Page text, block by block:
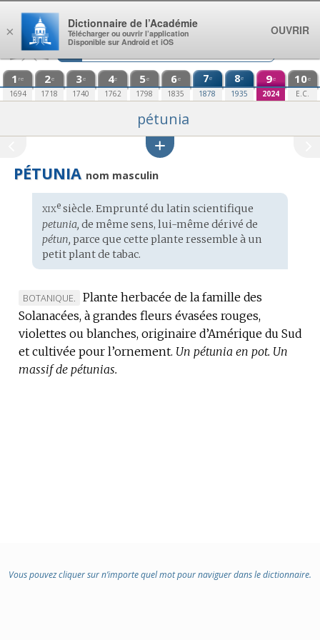
Aller au contenu
1 re
1694
2e
1718
3e
1740
4e
1762
5e
1798
6e
1835
7e
1878
8e
1935
9e
2024
10e
E.C.
pétunia
PÉTUNIA nom masculin
Étymologie
:
xixesiècle. Emprunté du latin scientifique
petunia, de même sens, lui-même dérivé de
pétun, parce que cette plante ressemble à un
petit plant de tabac.
MARQUE
DE
DOMAINE
:
BOTANIQUE.
Plante herbacée de la famille des
Solanacées, à grandes fleurs évasées rouges,
violettes ou blanches, originaire d’Amérique du Sud
et cultivée pour l’ornement. Un pétunia en pot. Un
massif de pétunias.
Vous pouvez cliquer sur n’importe quel mot pour naviguer dans le dictionnaire.
×
Dictionnaire de l’Académie
Télécharger ou ouvrir l’application
Disponible sur Android et iOS
OUVRIR